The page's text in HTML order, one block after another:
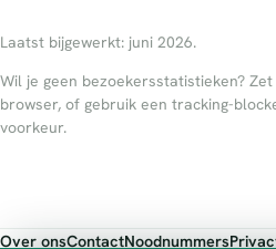
Laatst bijgewerkt: juni 2026.
Wil je geen bezoekersstatistieken?
browser, of gebruik een tracking-
voorkeur.
Over onsContactNoodnummers